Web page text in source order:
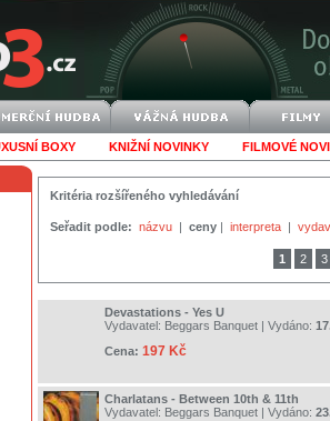
BOXY KNIŽNÍ NOVINKY FILMOVÉ
Kritéria rozšířeného vyhledávání
Seřadit podle: názvu | ceny | interpreta |
1 2 3
Devastations - Yes U
Vydavatel: Beggars Banquet | Vydáno:
Cena: 197 Kč
Charlatans - Between 10th & 11th
Vydavatel: Beggars Banquet | Vydáno: